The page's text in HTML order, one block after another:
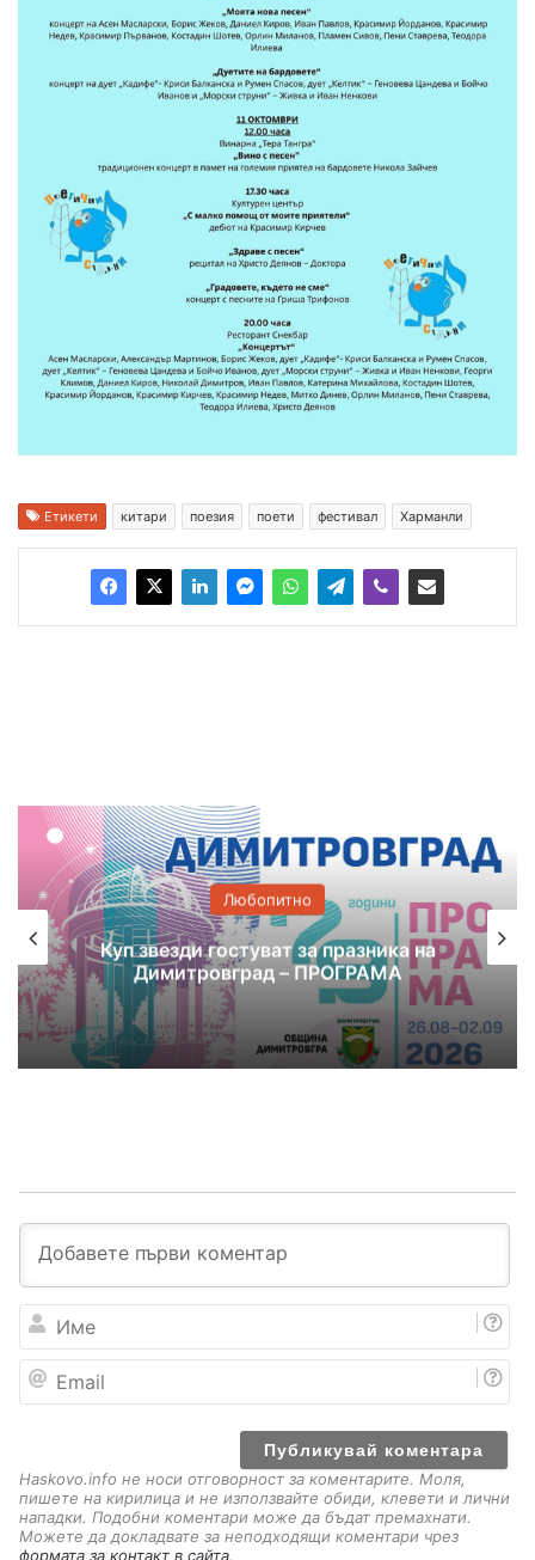
Етикети китари поезия поети фестивал Харманли
на
Певческата група на
„Аспарух Лешников“ обра
на фестивал в Котел
И
е
a
Haskovo.info не носи отговорност за коментарите. Моля,
пишете на кирилица и не използвайте обиди, клевети и лични
нападки. Подобни коментари може да бъдат премахнати.
Можете да докладвате за неподходящи коментари чрез
формата за контакт в сайта.